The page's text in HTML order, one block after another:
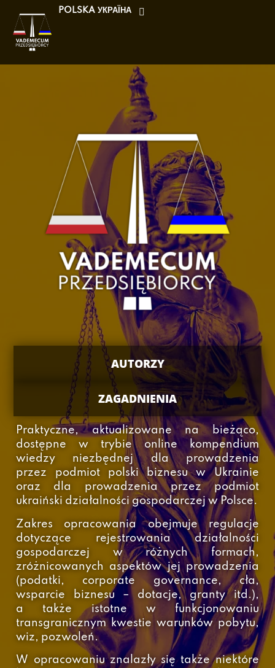
POLSKA УКРАЇНА
AUTORZY
ZAGADNIENIA
Praktyczne, aktualizowane na bieżąco,
dostępne w trybie online kompendium
wiedzy niezbędnej dla prowadzenia
przez podmiot polski biznesu w Ukrainie
oraz dla prowadzenia przez podmiot
ukraiński działalności gospodarczej w Polsce.
Zakres opracowania obejmuje regulacje
dotyczące rejestrowania działalności
gospodarczej w różnych formach,
zróżnicowanych aspektów jej prowadzenia
(podatki, corporate governance, cła,
wsparcie biznesu – dotacje, granty itd.),
a także istotne w funkcjonowaniu
transgranicznym kwestie warunków pobytu,
wiz, pozwoleń.
W opracowaniu znalazły się także niektóre